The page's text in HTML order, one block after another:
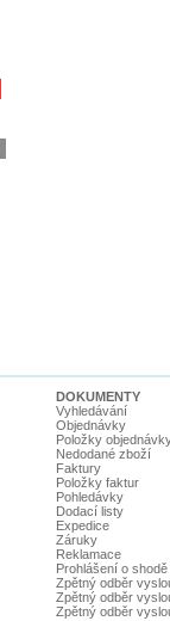
DOKUMENTY
Vyhledávání
Objednávky
Položky
Nedodané zboží
Faktury
Položky faktur
Pohledávky
Dodací listy
Expedice
Záruky
Reklamace
Prohlášení o shodě
Zpětný odběr
Zpětný odběr
Zpětný odběr